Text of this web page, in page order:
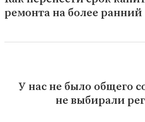
запись:
ремонта на более ранний
Следующая
У нас не было общего
не выбирали